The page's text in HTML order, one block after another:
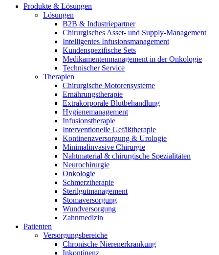
Produkt-Katalog
Finden Sie das Produkt, nach dem Sie suchen. Besuchen Sie
den B. Braun Produktkatalog mit unserem kompletten
interessanten Stellenprofilen.
Produkte & Lösungen
Lösungen
B2B & Industriepartner
Chirurgisches Asset- und Supply-Management
Intelligentes Infusionsmanagement
Kundenspezifische Sets
Medikamentenmanagement in der Onkologie
Technischer Service
Therapien
Chirurgische Motorensysteme
Ernährungstherapie
Extrakorporale Blutbehandlung
Hygienemanagement
Infusionstherapie
Interventionelle Gefäßtherapie
Kontinenzversorgung & Urologie
Minimalinvasive Chirurgie
Nahtmaterial & chirurgische Spezialitäten
Neurochirurgie
Onkologie
Schmerztherapie
Sterilgutmanagement
Stomaversorgung
Wundversorgung
Zahnmedizin
Patienten
Versorgungsbereiche
Chronische Nierenerkrankung
Inkontinenz